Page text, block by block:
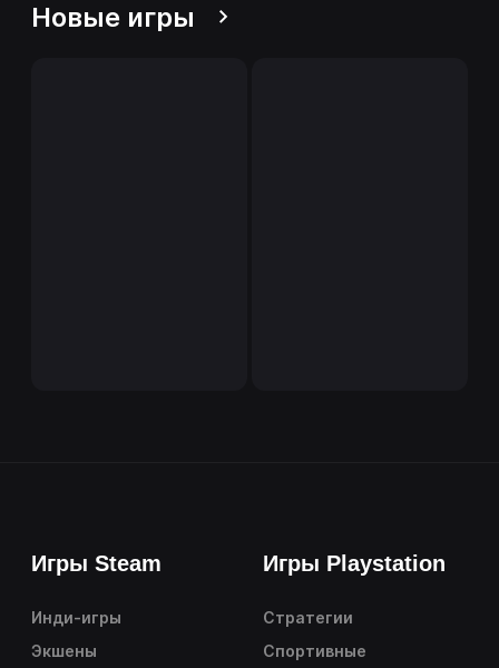
Новые игры
Игры Steam
Инди-игры
Экшены
Игры Playstation
Стратегии
Спортивные